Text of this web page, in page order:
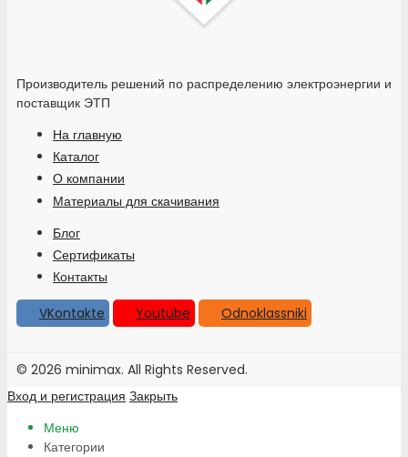
Производитель решений по распределению электроэнергии и
поставщик ЭТП
На главную
Каталог
О компании
Материалы для скачивания
Блог
Сертификаты
Контакты
VKontakte
Youtube Odnoklassniki
© 2026 minimax. All Rights Reserved.
Вход и регистрация Закрыть
Меню
Категории